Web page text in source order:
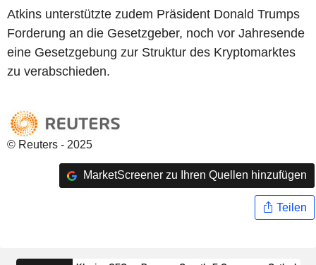
Atkins unterstützte zudem Präsident Donald Trumps
Forderung an die Gesetzgeber, noch vor Jahresende
eine Gesetzgebung zur Struktur des Kryptomarktes
zu verabschieden.
© Reuters - 2025
MarketScreener zu Ihren Quellen hinzufügen
Teilen